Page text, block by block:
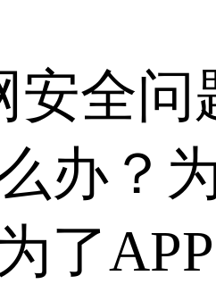
安全问
办？
了